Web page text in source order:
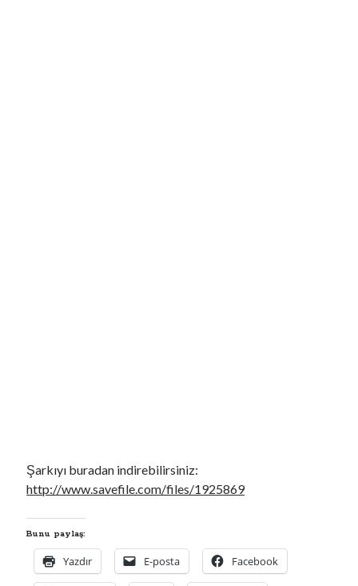
Şarkıyı buradan indirebilirsiniz:
http://www.savefile.com/files/1925869
Bunu paylaş:
Yazdır E-posta Facebook